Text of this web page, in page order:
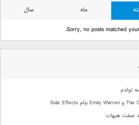
ماه
سال
Sorry, no posts matched
تولدم
صفت هیهات